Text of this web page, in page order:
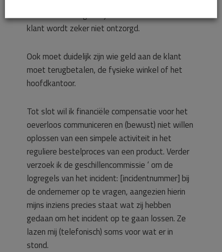
niet meer ‘Koning’ is bij de ondernemer en de
klant wordt zeker niet ontzorgd.
Ook moet duidelijk zijn wie geld aan de klant
moet terugbetalen, de fysieke winkel of het
hoofdkantoor.
Tot slot wil ik financiële compensatie voor het
oeverloos communiceren en (bewust) niet willen
oplossen van een simpele activiteit in het
reguliere bestelproces van een product. Verder
verzoek ik de geschillencommissie ‘ om de
logregels van het incident: [incidentnummer] bij
de ondernemer op te vragen, aangezien hierin
mijns inziens precies staat wat zij hebben
gedaan om het incident op te gaan lossen. Ze
lazen mij (telefonisch) soms voor wat er in
stond.